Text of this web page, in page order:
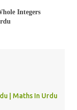
Integers
| Maths In Urdu